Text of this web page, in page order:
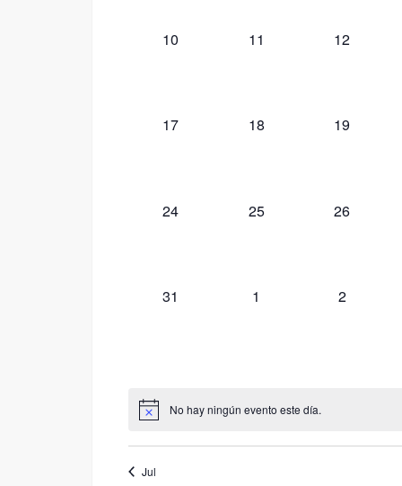
0
10
0
11
0
12
0
17
0
18
0
19
0
24
0
25
0
26
0
31
0
1
0
2
No hay ningún evento este día.
Jul